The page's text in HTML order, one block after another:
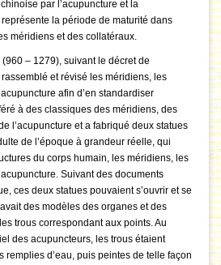
par l’acupuncture et la
la période de maturité dans
méridiens et des collatéraux.
– 1279), suivant le décret de
rassemblé et révisé les méridiens, les
afin d’en standardiser
à des classiques des méridiens, des
l’acupuncture et a fabriqué deux statues
de l’époque à grandeur réelle, qui
du corps humain, les méridiens, les
Suivant des documents
ces deux statues pouvaient s’ouvrir et se
des modèles des organes et des
trous correspondant aux points. Au
des acupuncteurs, les trous étaient
remplies d’eau, puis peintes de telle façon